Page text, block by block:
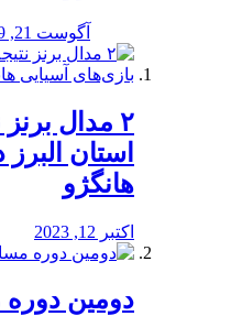
آگوست 21, 2019
استان
هانگژو
اکتبر 12, 2023
دومین دوره